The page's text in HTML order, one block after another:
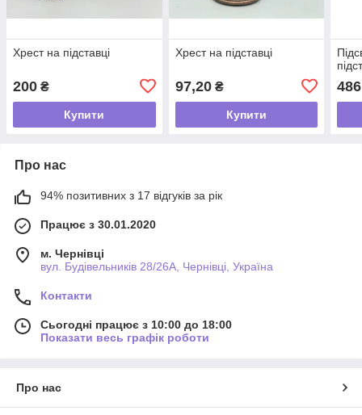
Хрест на підставці
200 ₴
Купити
Хрест на підставці
97,20₴
Купити
486
Про нас
94% позитивних з 17 відгуків за рік
Працює з 30.01.2020
м. Чернівці
вул. Будівельників 28/26А, Чернівці, Україна
Контакти
Сьогодні працює з 10:00 до 18:00
Показати весь графік роботи
Про нас